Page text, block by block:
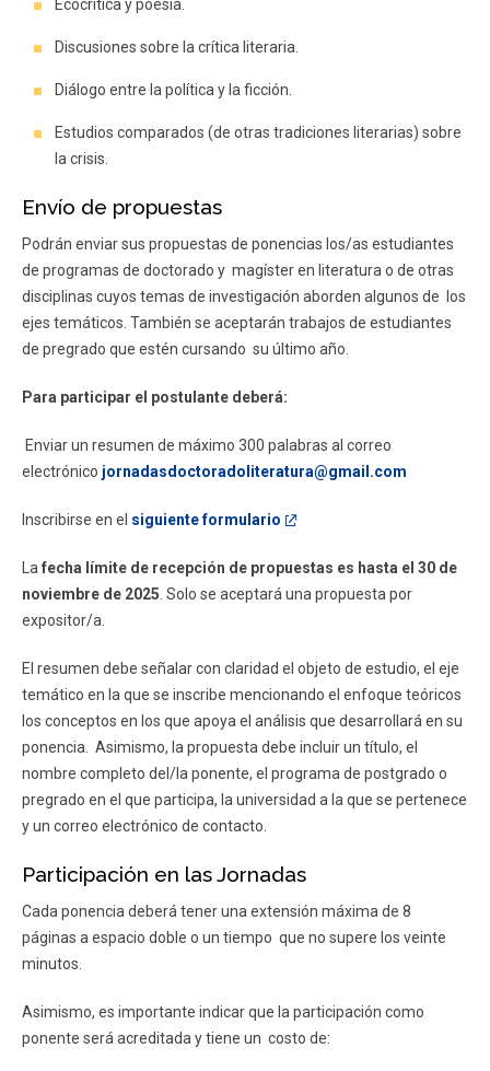
Ecocrítica y poesía.
Discusiones sobre la crítica literaria.
Diálogo entre la política y la ficción.
Estudios comparados (de otras tradiciones literarias) sobre
la crisis.
Envío de propuestas
Podrán enviar sus propuestas de ponencias los/as estudiantes
de programas de doctorado y magíster en literatura o de otras
disciplinas cuyos temas de investigación aborden algunos de los
ejes temáticos. También se aceptarán trabajos de estudiantes
de pregrado que estén cursando su último año.
Para participar el postulante deberá:
Enviar un resumen de máximo 300 palabras al correo
electrónico jornadasdoctoradoliteratura@gmail.com
Inscribirse en el siguiente formulario
La fecha límite de recepción de propuestas es hasta el 30 de
noviembre de 2025 . Solo se aceptará una propuesta por
expositor/a.
El resumen debe señalar con claridad el objeto de estudio, el eje
temático en la que se inscribe mencionando el enfoque teóricos
los conceptos en los que apoya el análisis que desarrollará en su
ponencia. Asimismo, la propuesta debe incluir un título, el
nombre completo del/la ponente, el programa de postgrado o
pregrado en el que participa, la universidad a la que se pertenece
y un correo electrónico de contacto.
Participación en las Jornadas
Cada ponencia deberá tener una extensión máxima de 8
páginas a espacio doble o un tiempo que no supere los veinte
minutos.
Asimismo, es importante indicar que la participación como
ponente será acreditada y tiene un costo de: